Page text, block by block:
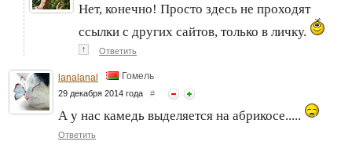
Нет, конечно! Просто здесь не проходят
ссылки с других сайтов, только в личку.
↑ Ответить
lanalanal Гомель
29 декабря 2014 года #
А у нас камедь выделяется на абрикосе.....
Ответить